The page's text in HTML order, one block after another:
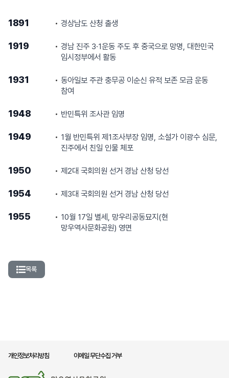
1891 경상남도 산청 출생
1919
경남 진주 3·1운동 주도 후 중국으로 망명, 대한민국
임시정부에서 활동
1931
동아일보 주관 충무공 이순신 유적 보존 모금 운동
참여
1948 반민특위 조사관 임명
1949
1월 반민특위 제1조사부장 임명, 소설가 이광수 심문,
진주에서 친일 인물 체포
1950 제2대 국회의원 선거 경남 산청 당선
1954 제3대 국회의원 선거 경남 산청 당선
1955
10월 17일 별세, 망우리공동묘지(현
망우역사문화공원) 영면
목록
개인정보처리방침 이메일 무단수집 거부